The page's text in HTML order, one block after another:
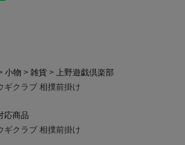
小物 雑貨
上野遊戯倶楽部
ギクラブ 相撲前掛け
応商品
ギクラブ 相撲前掛け